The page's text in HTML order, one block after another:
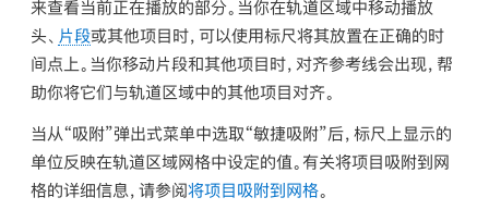
来查看当前正在播放的部分。当你在轨道区域中移动播放
头、 片段或其他项目时，可以使用标尺将其放置在正确的时
间点上。当你移动片段和其他项目时，对齐参考线会出现，帮
助你将它们与轨道区域中的其他项目对齐。
当从“吸附”弹出式菜单中选取“敏捷吸附”后，标尺上显示的
单位反映在轨道区域网格中设定的值。有关将项目吸附到网
格的详细信息，请参阅将项目吸附到网格。